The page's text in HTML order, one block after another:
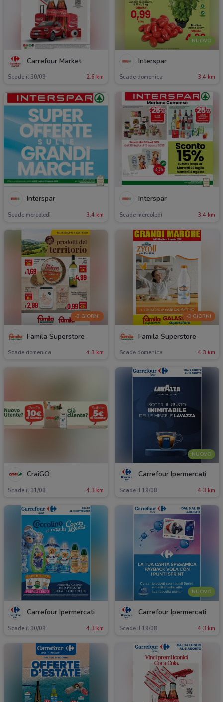
Carrefour Market
Scade il 30/09 2.6 km
NUOVO
Interspar
Scade domenica 3.4 km
Interspar
Scade mercoledì 3.4 km
Interspar
Scade mercoledì 3.4 km
-3 GIORNI
Famila Superstore
Scade domenica 4.3 km
-3 GIORNI
Famila Superstore
Scade domenica 4.3 km
CraiGO
Scade il 31/08 4.3 km
NUOVO
Carrefour Ipermercati
Scade il 19/08 4.3 km
Carrefour Ipermercati
Scade il 30/09 4.3 km
NUOVO
Carrefour Ipermercati
Scade il 19/08 4.3 km